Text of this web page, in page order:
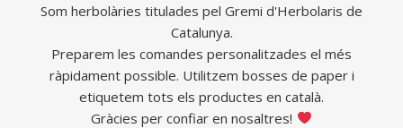
Som herbolàries titulades pel Gremi d'Herbolaris de
Catalunya.
Preparem les comandes personalitzades el més
ràpidament possible. Utilitzem bosses de paper i
etiquetem tots els productes en català.
Gràcies per confiar en nosaltres!